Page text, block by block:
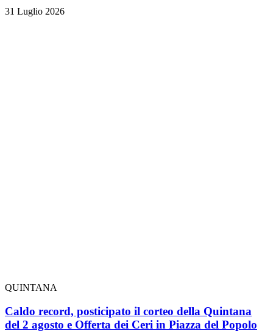
31 Luglio 2026
QUINTANA
Caldo record, posticipato il corteo della Quintana
del 2 agosto e Offerta dei Ceri in Piazza del Popolo